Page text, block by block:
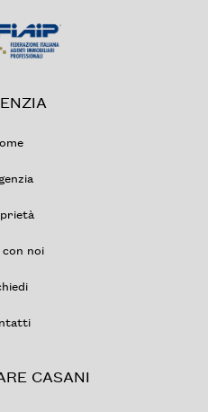
con noi
CASANI